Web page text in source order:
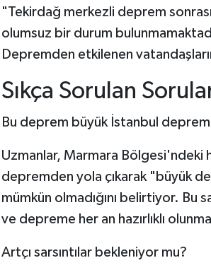
"Tekirdağ merkezli deprem
olumsuz bir durum
Depremden etkilenen
Sıkça Sorulan
Bu deprem büyük İstanbul
Uzmanlar, Marmara Bölgesi'ndeki
depremden yola çıkarak "büyük
mümkün olmadığını belirtiyor. Bu
ve depreme her an hazırlıklı
Artçı sarsıntılar bekleniyor mu?